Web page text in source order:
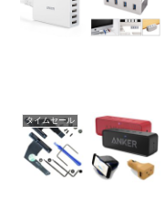
タイムセール